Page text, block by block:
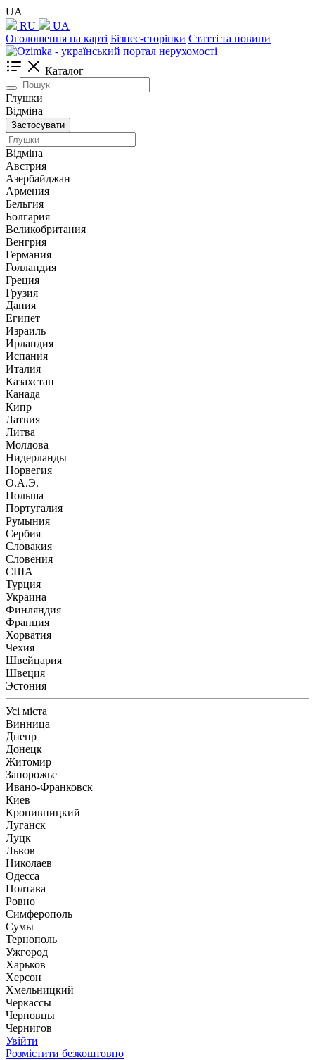
UA
RU
UA
Оголошення на карті Бізнес-сторінки Статті та новини
Каталог
Глушки
Відміна
Застосувати
Відміна
Австрия
Азербайджан
Армения
Бельгия
Болгария
Великобритания
Венгрия
Германия
Голландия
Греция
Грузия
Дания
Египет
Израиль
Ирландия
Испания
Италия
Казахстан
Канада
Кипр
Латвия
Литва
Молдова
Нидерланды
Норвегия
О.А.Э.
Польша
Португалия
Румыния
Сербия
Словакия
Словения
США
Турция
Украина
Финляндия
Франция
Хорватия
Чехия
Швейцария
Швеция
Эстония
Усі міста
Винница
Днепр
Донецк
Житомир
Запорожье
Ивано-Франковск
Киев
Кропивницкий
Луганск
Луцк
Львов
Николаев
Одесса
Полтава
Ровно
Симферополь
Сумы
Тернополь
Ужгород
Харьков
Херсон
Хмельницкий
Черкассы
Чернoвцы
Чернигов
Увійти
Розмістити безкоштовно